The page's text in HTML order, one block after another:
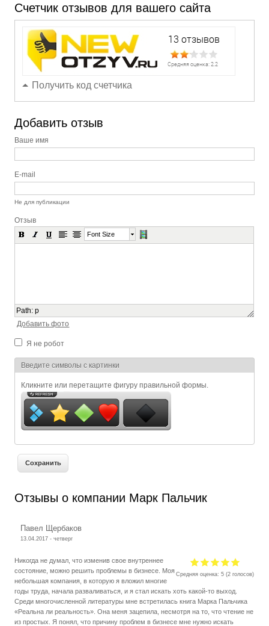
Счетчик отзывов для вашего сайта
Получить код счетчика
Добавить отзыв
Ваше имя
E-mail
Не для публикации
Отзыв
Font Size
Path:p
Добавить фото
Я не робот
Я спамер
Введите символы с картинки
Кликните или перетащите фигуру правильной формы.
Отзывы о компании Марк Пальчик
Павел Щербаков
13.04.2017 - четверг
Средняя оценка:5 (2 голосов)
Никогда не думал, что изменив свое внутреннее
состояние, можно решить проблемы в бизнесе. Моя
небольшая компания, в которую я вложил многие
годы труда, начала разваливаться, и я стал искать хоть какой-то выход.
Среди многочисленной литературы мне встретилась книга Марка Пальчика
«Реальна ли реальность». Она меня зацепила, несмотря на то, что чтение не
из простых. Я понял, что причину проблем в бизнесе мне нужно искать